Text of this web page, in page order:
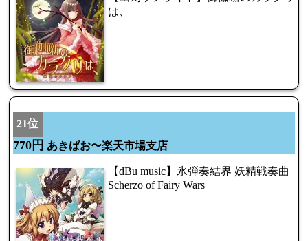
は、
21位
770円 あきばお〜楽天市場支店
【dBu music】氷弾奏結界 妖精戦奏曲
Scherzo of Fairy Wars